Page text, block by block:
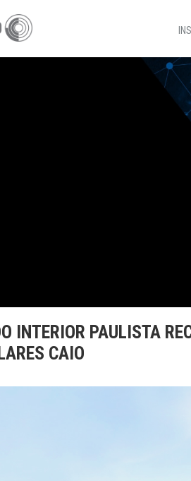
INTERIOR PAULISTA
CAIO